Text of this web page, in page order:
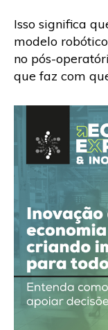
Isso significa
modelo
no pós-
que faz com